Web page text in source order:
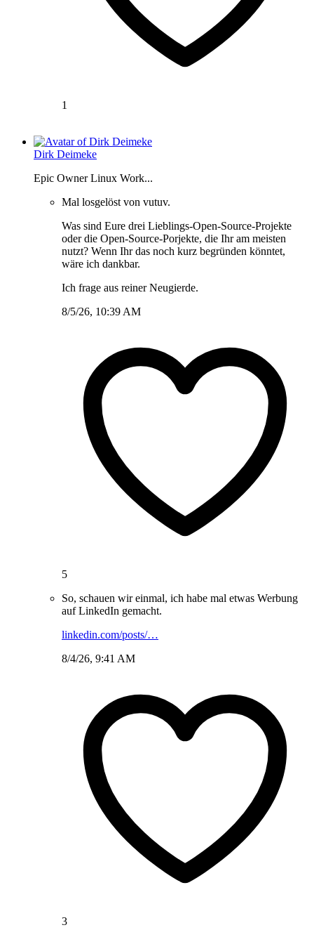
1
Dirk Deimeke
Epic Owner Linux Work...
Mal losgelöst von vutuv.
Was sind Eure drei Lieblings-Open-Source-Projekte
oder die Open-Source-Porjekte, die Ihr am meisten
nutzt? Wenn Ihr das noch kurz begründen könntet,
wäre ich dankbar.
Ich frage aus reiner Neugierde.
8/5/26, 10:39 AM
5
So, schauen wir einmal, ich habe mal etwas Werbung
auf LinkedIn gemacht.
linkedin.com/posts/…
8/4/26, 9:41 AM
3